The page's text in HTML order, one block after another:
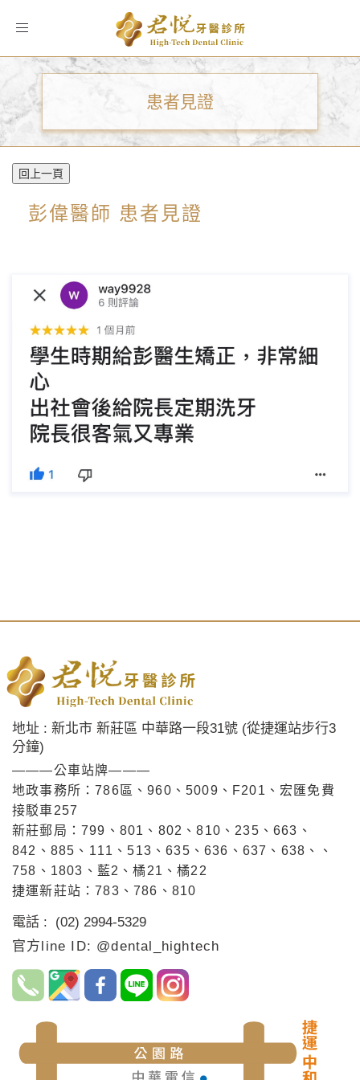
Toggle
患者見證
回上一頁
彭偉醫師 患者見證
地址 : 新北市 新莊區 中華路一段31號 (從捷運站步行3
分鐘)
———公車站牌———
地政事務所：786區、960、5009、F201、宏匯免費
接駁車257
新莊郵局：799、801、802、810、235、663、
842、885、111、513、635、636、637、638、、
758、1803、藍2、橘21、橘22
捷運新莊站：783、786、810
電話 : (02) 2994-5329
官方line ID: @dental_hightech